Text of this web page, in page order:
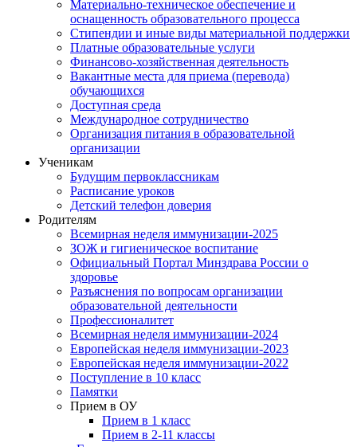
Материально-техническое обеспечение и
оснащенность образовательного процесса
Стипендии и иные виды материальной поддержки
Платные образовательные услуги
Финансово-хозяйственная деятельность
Вакантные места для приема (перевода)
обучающихся
Доступная среда
Международное сотрудничество
Организация питания в образовательной
организации
Ученикам
Будущим первоклассникам
Расписание уроков
Детский телефон доверия
Родителям
Всемирная неделя иммунизации-2025
ЗОЖ и гигиеническое воспитание
Официальный Портал Минздрава России о
здоровье
Разъяснения по вопросам организации
образовательной деятельности
Профессионалитет
Всемирная неделя иммунизации-2024
Европейская неделя иммунизации-2023
Европейская неделя иммунизации-2022
Поступление в 10 класс
Памятки
Прием в ОУ
Прием в 1 класс
Прием в 2-11 классы